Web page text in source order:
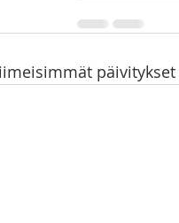
päivitykset